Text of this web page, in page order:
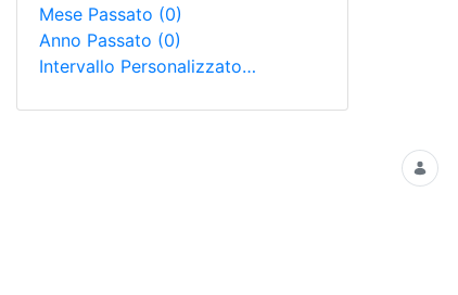
Mese Passato (0)
Anno Passato (0)
Intervallo Personalizzato…